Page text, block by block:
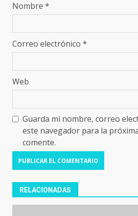
Nombre *
Correo electrónico *
Web
Guarda mi nombre, correo
este navegador para la
comente.
RELACIONADAS